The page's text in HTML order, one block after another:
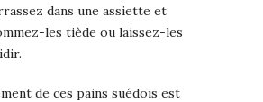
dans une assiette et
les tiède ou laissez-les
de ces pains suédois est